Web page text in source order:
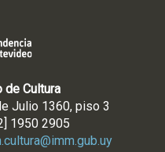
de Cultura
Julio 1360, piso 3
1950 2905